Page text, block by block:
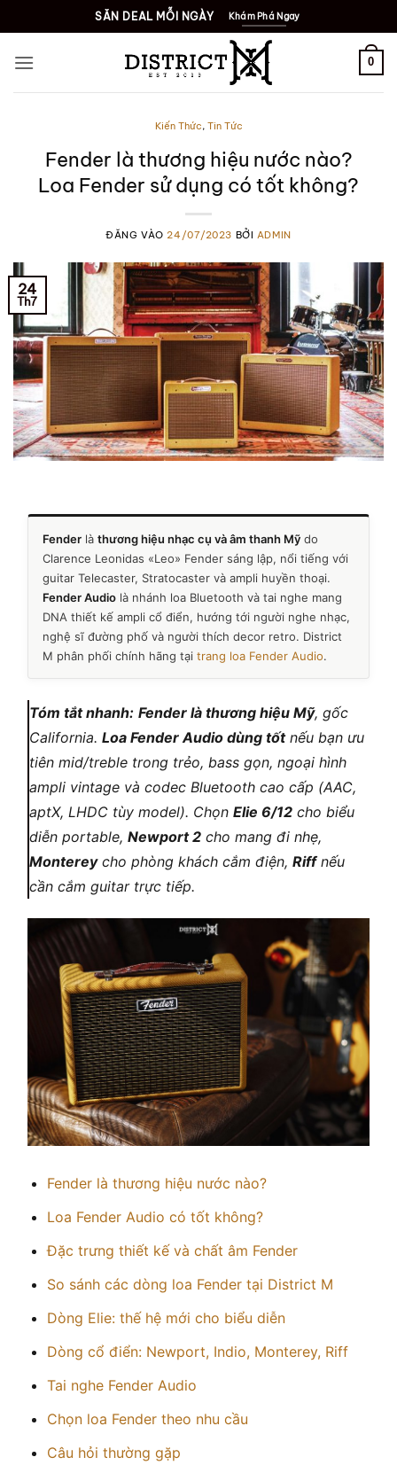
qua
nội
SĂN DEAL MỖI NGÀY Khám Phá Ngay
0
Kiến Thức, Tin Tức
Fender là thương hiệu nước nào?
Loa Fender sử dụng có tốt không?
ĐĂNG VÀO 24/07/2023 BỞI ADMIN
24
Th7
Fender là thương hiệu nhạc cụ và âm thanh Mỹ do
Clarence Leonidas «Leo» Fender sáng lập, nổi tiếng với
guitar Telecaster, Stratocaster và ampli huyền thoại.
Fender Audio là nhánh loa Bluetooth và tai nghe mang
DNA thiết kế ampli cổ điển, hướng tới người nghe nhạc,
nghệ sĩ đường phố và người thích decor retro. District
M phân phối chính hãng tại trang loa Fender Audio.
Tóm tắt nhanh: Fender là thương hiệu Mỹ, gốc
California. Loa Fender Audio dùng tốtnếu bạn ưu
tiên mid/treble trong trẻo, bass gọn, ngoại hình
ampli vintage và codec Bluetooth cao cấp (AAC,
aptX, LHDC tùy model). Chọn Elie 6/12 cho biểu
diễn portable, Newport 2 cho mang đi nhẹ,
Montereycho phòng khách cắm điện, Riffnếu
cần cắm guitar trực tiếp.
Fender là thương hiệu nước nào?
Loa Fender Audio có tốt không?
Đặc trưng thiết kế và chất âm Fender
So sánh các dòng loa Fender tại District M
Dòng Elie: thế hệ mới cho biểu diễn
Dòng cổ điển: Newport, Indio, Monterey, Riff
Tai nghe Fender Audio
Chọn loa Fender theo nhu cầu
Câu hỏi thường gặp